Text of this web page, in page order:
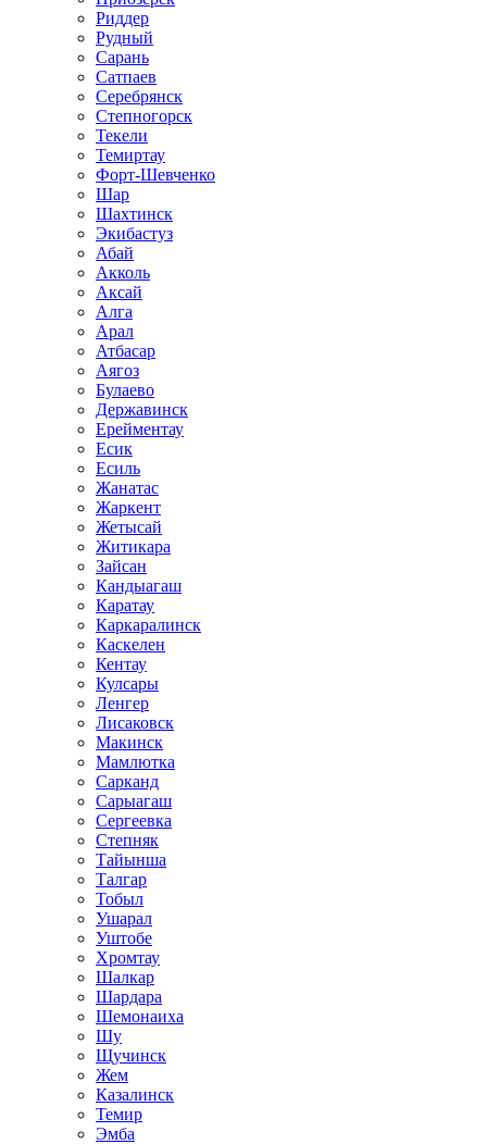
Риддер
Рудный
Сарань
Сатпаев
Серебрянск
Степногорск
Текели
Темиртау
Форт-Шевченко
Шар
Шахтинск
Экибастуз
Абай
Акколь
Аксай
Алга
Арал
Атбасар
Аягоз
Булаево
Державинск
Ерейментау
Есик
Есиль
Жанатас
Жаркент
Жетысай
Житикара
Зайсан
Кандыагаш
Каратау
Каркаралинск
Каскелен
Кентау
Кулсары
Ленгер
Лисаковск
Макинск
Мамлютка
Сарканд
Сарыагаш
Сергеевка
Степняк
Тайынша
Талгар
Тобыл
Ушарал
Уштобе
Хромтау
Шалкар
Шардара
Шемонаиха
Шу
Щучинск
Жем
Казалинск
Темир
Эмба